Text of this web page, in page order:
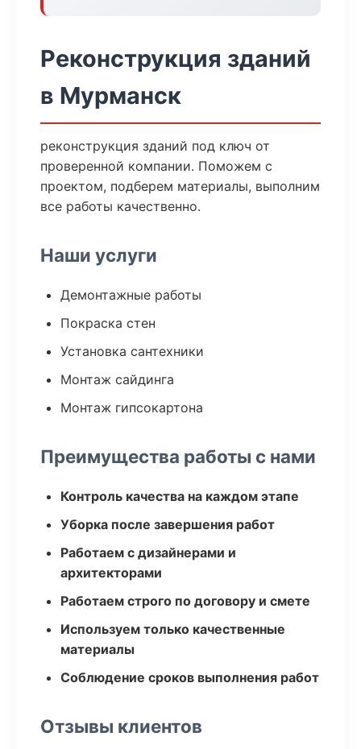
Реконструкция зданий
в Мурманск
реконструкция зданий под ключ от
проверенной компании. Поможем с
проектом, подберем материалы, выполним
все работы качественно.
Наши услуги
Демонтажные работы
Покраска стен
Установка сантехники
Монтаж сайдинга
Монтаж гипсокартона
Преимущества работы с нами
Контроль качества на каждом этапе
Уборка после завершения работ
Работаем с дизайнерами и
архитекторами
Работаем строго по договору и смете
Используем только качественные
материалы
Соблюдение сроков выполнения работ
Отзывы клиентов